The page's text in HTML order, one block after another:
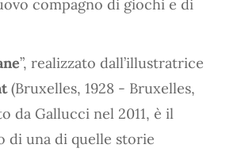
compagno di giochi e di
”, realizzato dall’illustratrice
(Bruxelles, 1928 - Bruxelles,
da Gallucci nel 2011, è il
di una di quelle storie